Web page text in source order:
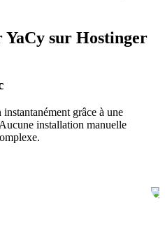
sur Hostinger
grâce à une
installation manuelle